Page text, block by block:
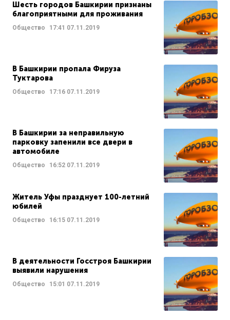
Шесть городов Башкирии признаны
благоприятными для проживания
Общество 17:41 07.11.2019
В Башкирии пропала Фируза
Туктарова
Общество 17:16 07.11.2019
В Башкирии за неправильную
парковку запенили все двери в
автомобиле
Общество 16:52 07.11.2019
Житель Уфы празднует 100-летний
юбилей
Общество 16:15 07.11.2019
В деятельности Госстроя Башкирии
выявили нарушения
Общество 15:01 07.11.2019